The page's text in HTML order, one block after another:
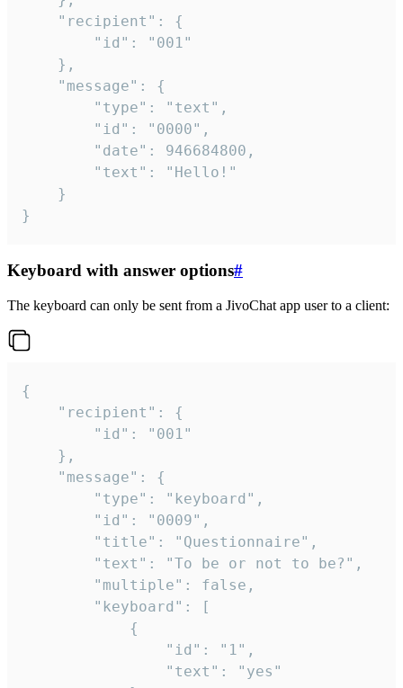
}
Keyboard with answer options#
The keyboard can only be sent from a JivoChat app user to a client:
{